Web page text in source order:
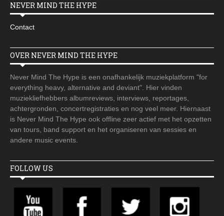
NEVER MIND THE HYPE
Contact
OVER NEVER MIND THE HYPE
Never Mind The Hype is een onafhankelijk muziekplatform "for
everything heavy, alternative and deviant". Hier vinden
muziekliefhebbers albumreviews, interviews, reportages,
achtergronden, concertregistraties en nog veel meer. Hiernaast
is Never Mind The Hype ook offline zeer actief met het opzetten
van tours, band support en het organiseren van sessies en
andere music events.
FOLLOW US